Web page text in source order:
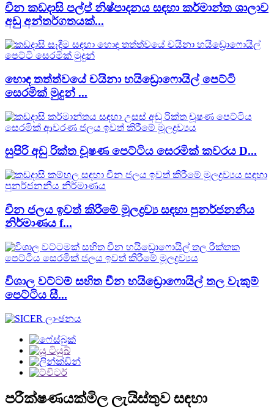
චීන කඩදාසි පල්ප් නිෂ්පාදනය සඳහා කර්මාන්ත ශාලාව
අඩු අන්තර්ගතයක්...
හොඳ තත්ත්වයේ චයිනා හයිඩ්‍රොෆොයිල් පෙට්ටි
සෙරමික් මුදුන් ...
සුපිරි අඩු රික්ත චූෂණ පෙට්ටිය සෙරමික් කවරය D...
චීන ජලය ඉවත් කිරීමේ මූලද්‍රව්‍ය සඳහා පුනර්ජනනීය
නිර්මාණය f...
විශාල වට්ටම් සහිත චීන හයිඩ්‍රොෆොයිල් තල වැකුම්
පෙට්ටිය සී...
පරීක්ෂණයක්මිල ලැයිස්තුව සඳහා